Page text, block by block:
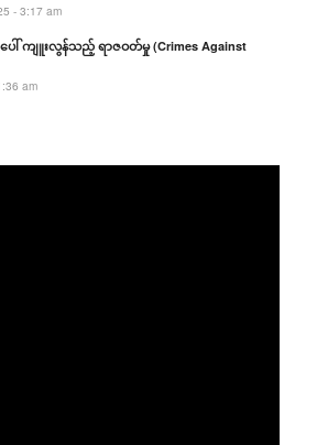
- 3:17 am
ါ် ကျူးလွန်သည့် ရာဇဝတ်မှု (Crimes Against
am